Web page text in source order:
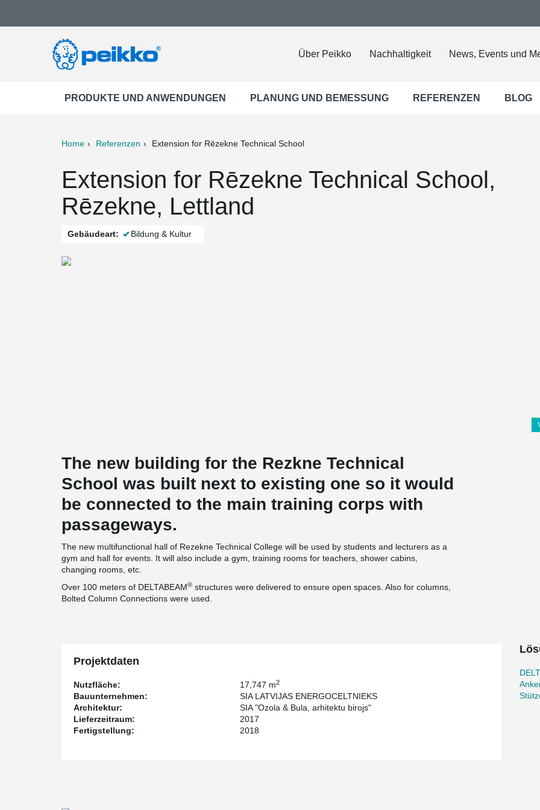
Über Peikko Nachhaltigkeit News, Events und
PRODUKTE UND ANWENDUNGEN PLANUNG UND BEMESSUNG REFERENZEN BLOG
Home Referenzen Extension for Rēzekne Technical School
Extension for Rēzekne Technical School,
Rēzekne, Lettland
Gebäudeart: Bildung & Kultur
The new building for the Rezkne Technical
School was built next to existing one so it would
be connected to the main training corps with
passageways.
The new multifunctional hall of Rezekne Technical College will be used by students and lecturers as a
gym and hall for events. It will also include a gym, training rooms for teachers, shower cabins,
changing rooms, etc.
Over 100 meters of DELTABEAM® structures were delivered to ensure open spaces. Also for columns,
Bolted Column Connections were used.
Projektdaten
Nutzfläche: 17,747 m2
Bauunternehmen:
SIA LATVIJAS ENERGOCELTNIEKS
Architektur:
SIA "Ozola & Bula, arhitektu birojs"
Lieferzeitraum:
2017
Fertigstellung:
2018